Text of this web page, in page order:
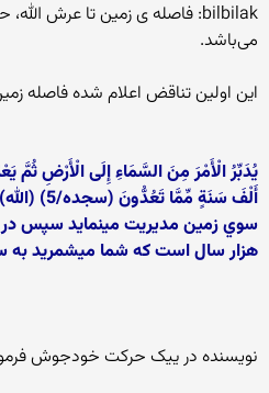
می‌باشد.
این اولین تناقض اعلام شده فاصله
يُدَبِّرُ الْأَمْرَ مِنَ السَّمَاءِ إِلَى الْأَرْضِ ثُمَّ
أَلْفَ سَنَةٍ
سوي زمين مدیریت مینماید سپس در
هزار سال است كه شما مي‏شمريد به
نویسنده در ییک حرکت خودجوش